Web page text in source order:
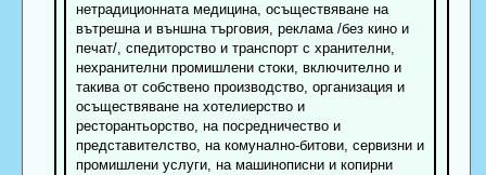
нетрадиционната медицина, осъществяване на
вътрешна и външна търговия, реклама /без кино и
печат/, спедиторство и транспорт с хранителни,
нехранителни промишлени стоки, включително и
такива от собствено производство, организация и
осъществяване на хотелиерство и
ресторантьорство, на посредничество и
представителство, на комунално-битови, сервизни и
промишлени услуги, на машинописни и копирни